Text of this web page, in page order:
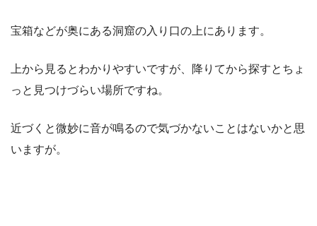
宝箱などが奥にある洞窟の入り口の上にあります。
上から見るとわかりやすいですが、降りてから探すとちょ
っと見つけづらい場所ですね。
近づくと微妙に音が鳴るので気づかないことはないかと思
いますが。